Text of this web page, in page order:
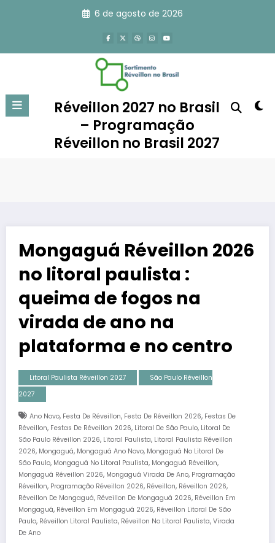
6 de agosto de 2026
Réveillon 2027 no Brasil
– Programação
Réveillon no Brasil 2027
Mongaguá Réveillon 2026
no litoral paulista :
queima de fogos na
virada de ano na
plataforma e no centro
Litoral Paulista Réveillon 2027
São Paulo Réveillon
2027
Ano Novo, Festa De Réveillon, Festa De Réveillon 2026, Festas De
Réveillon, Festas De Réveillon 2026, Litoral De São Paulo, Litoral De
São Paulo Réveillon 2026, Litoral Paulista, Litoral Paulista Réveillon
2026, Mongaguá, Mongaguá Ano Novo, Mongaguá No Litoral De
São Paulo, Mongaguá No Litoral Paulista, Mongaguá Réveillon,
Mongaguá Réveillon 2026, Mongaguá Virada De Ano, Programação
Réveillon, Programação Réveillon 2026, Réveillon, Réveillon 2026,
Réveillon De Mongaguá, Réveillon De Mongaguá 2026, Réveillon Em
Mongaguá, Réveillon Em Mongaguá 2026, Réveillon Litoral De São
Paulo, Réveillon Litoral Paulista, Réveillon No Litoral Paulista, Virada
De Ano